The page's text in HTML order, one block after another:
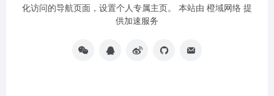
化访问的导航页面，设置个人专属主页。 本站由 橙域网络 提
供加速服务